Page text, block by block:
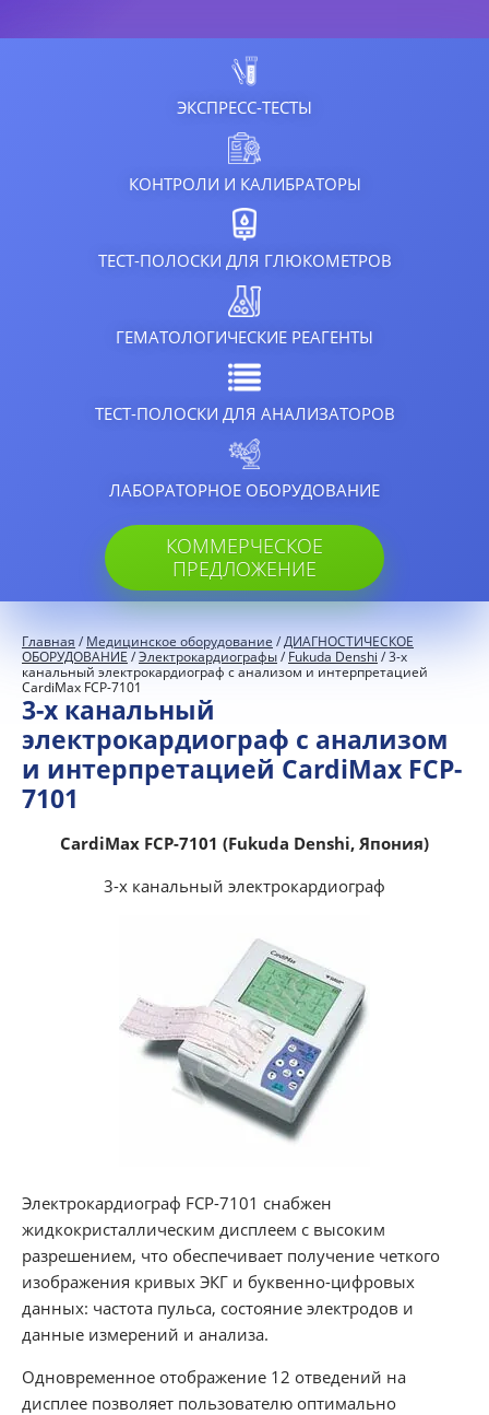
ЭКСПРЕСС-ТЕСТЫ
КОНТРОЛИ И КАЛИБРАТОРЫ
ТЕСТ-ПОЛОСКИ ДЛЯ ГЛЮКОМЕТРОВ
ГЕМАТОЛОГИЧЕСКИЕ РЕАГЕНТЫ
ТЕСТ-ПОЛОСКИ ДЛЯ АНАЛИЗАТОРОВ
ЛАБОРАТОРНОЕ ОБОРУДОВАНИЕ
КОММЕРЧЕСКОЕ
ПРЕДЛОЖЕНИЕ
Главная /Медицинское оборудование /ДИАГНОСТИЧЕСКОЕ
ОБОРУДОВАНИЕ /Электрокардиографы/Fukuda Denshi / 3-х
канальный электрокардиограф с анализом и интерпретацией
CardiMax FCP-7101
3-х канальный
электрокардиограф с анализом
и интерпретацией CardiMax FCP-
7101
CardiMax FCP-7101 (Fukuda Denshi, Япония)
3-х канальный электрокардиограф
Электрокардиограф FCP-7101 снабжен
жидкокристаллическим дисплеем с высоким
разрешением, что обеспечивает получение четкого
изображения кривых ЭКГ и буквенно-цифровых
данных: частота пульса, состояние электродов и
данные измерений и анализа.
Одновременное отображение 12 отведений на
дисплее позволяет пользователю оптимально